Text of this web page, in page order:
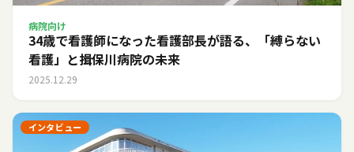
病院向け
34歳で看護師になった看護部長が語る、「縛らない
看護」と揖保川病院の未来
2025.12.29
インタビュー